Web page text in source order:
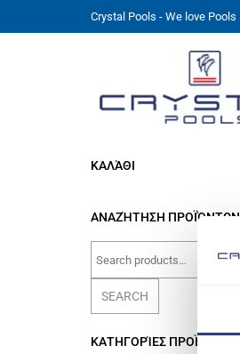
Crystal Pools - We love Pools
ΚΑΛΆΘΙ
ΑΝΑΖΉΤΗΣΗ ΠΡΟΪΌΝΤΩΝ
SEARCH
ΚΑΤΗΓΟΡΊΕΣ ΠΡΟΪΌΝΤΩΝ